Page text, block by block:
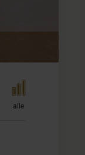
besten
alle